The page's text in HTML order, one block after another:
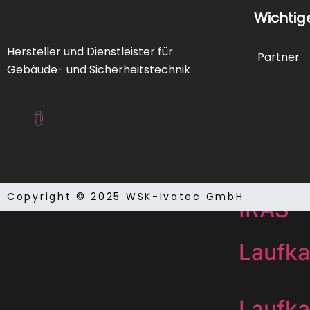
FAT/
IRAS
Hersteller und Dienstleister für
Gebäude- und Sicherheitstechnik
Partner
Copyright © 2025 WSK-Ivatec GmbH